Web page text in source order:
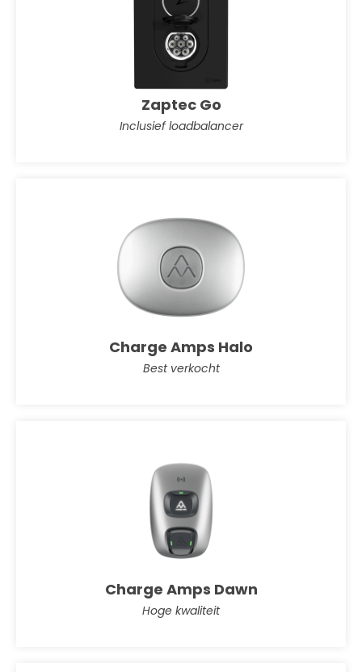
Zaptec Go
Inclusief loadbalancer
Charge Amps Halo
Best verkocht
Charge Amps Dawn
Hoge kwaliteit